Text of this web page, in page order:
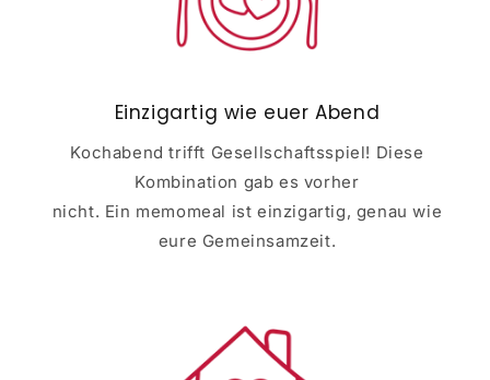
Einzigartig wie euer Abend
Kochabend trifft Gesellschaftsspiel! Diese
Kombination gab es vorher
nicht. Ein memomeal ist einzigartig, genau wie
eure Gemeinsamzeit.